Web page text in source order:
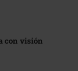
con visión